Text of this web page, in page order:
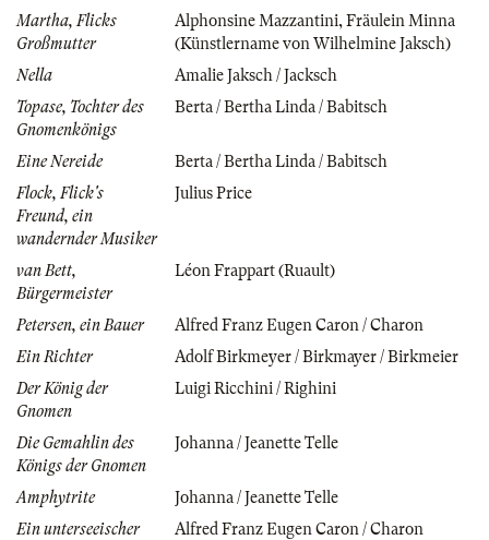
Martha, Flicks
Großmutter
Alphonsine Mazzantini,Fräulein Minna
(Künstlername von Wilhelmine Jaksch)
Nella
Amalie Jaksch / Jacksch
Topase, Tochter des
Gnomenkönigs
Berta / Bertha Linda / Babitsch
Eine Nereide
Berta / Bertha Linda / Babitsch
Flock, Flick's
Freund, ein
wandernder Musiker
Julius Price
van Bett,
Bürgermeister
Léon Frappart (Ruault)
Petersen, ein Bauer
Alfred Franz Eugen Caron / Charon
Ein Richter
Adolf Birkmeyer / Birkmayer / Birkmeier
Der König der
Gnomen
Luigi Ricchini / Righini
Die Gemahlin des
Königs der Gnomen
Johanna / Jeanette Telle
Amphytrite
Johanna / Jeanette Telle
Ein unterseeischer
Alfred Franz Eugen Caron / Charon